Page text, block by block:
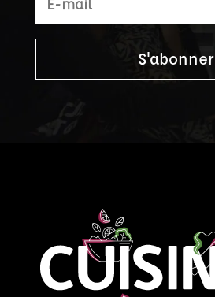
S'abonner